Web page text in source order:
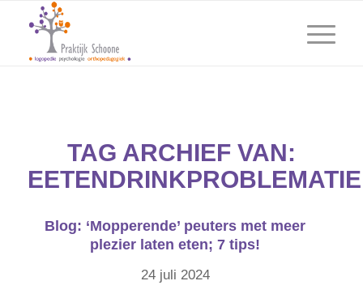
TAG ARCHIEF VAN:
Blog: ‘Mopperende’ peuters met meer
plezier laten eten; 7 tips!
24 juli 2024